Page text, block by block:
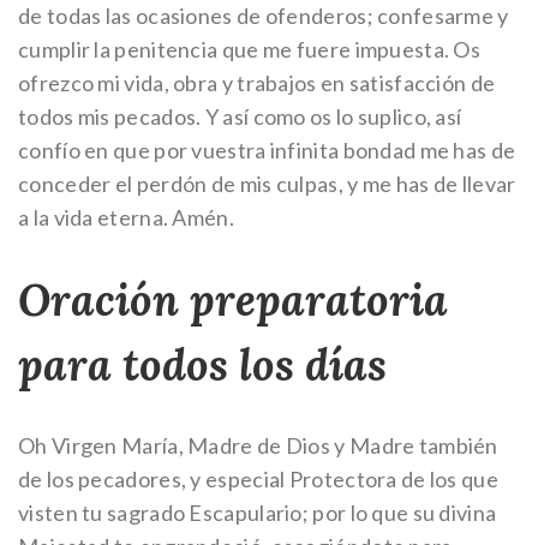
de todas las ocasiones de ofenderos; confesarme y
cumplir la penitencia que me fuere impuesta. Os
ofrezco mi vida, obra y trabajos en satisfacción de
todos mis pecados. Y así como os lo suplico, así
confío en que por vuestra infinita bondad me has de
conceder el perdón de mis culpas, y me has de llevar
a la vida eterna.Amén.
Oración preparatoria
para todos los días
Oh Virgen María, Madre de Dios y Madre también
de los pecadores, y especial Protectora de los que
visten tu sagrado Escapulario; por lo que su divina